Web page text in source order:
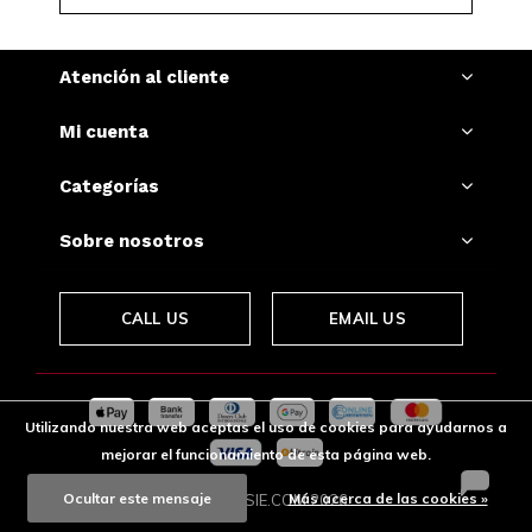
nuevos lanzamientos y actualizaciones de stock.
productos con discreción y confianza.
Atención al cliente
Mi cuenta
Categorías
Sobre nosotros
CALL US EMAIL US
© SNUSSIE.COM2026
Utilizando nuestra web aceptas el uso de cookies para ayudarnos a
mejorar el funcionamiento de esta página web.
Ocultar este mensaje Más acerca de las cookies »